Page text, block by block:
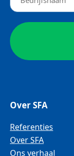
Over SFA
Referenties
Over SFA
Ons verhaal